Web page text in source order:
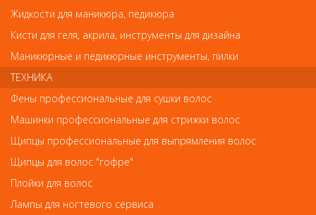
Обратите внимание
розовый» может отличаться от фотографий на сайте.
Несовпадение внешнего вида и комплектности реального
товара с фотографиями и описанием на сайте не является
показателем ненадлежащего качества товара.
Так же советуем посмотреть
Жидкости для маникюра, педикюра
Кисти для геля, акрила, инструменты для дизайна
Маникюрные и педикюрные инструменты, пилки
ТЕХНИКА
Фены профессиональные для сушки волос
Машинки профессиональные для стрижки волос
Щипцы профессиональные для выпрямления волос
Щипцы для волос "гофре"
Плойки для волос
Лампы для ногтевого сервиса